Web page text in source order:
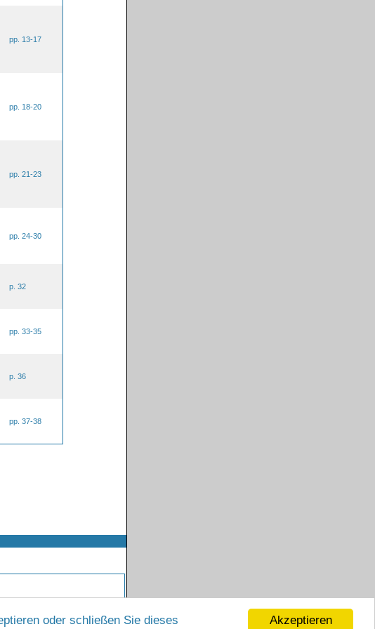
Akzeptieren
oder schließen Sie dieses
pp. 13-17
pp. 18-20
pp. 21-23
pp. 24-30
p. 32
pp. 33-35
p. 36
pp. 37-38